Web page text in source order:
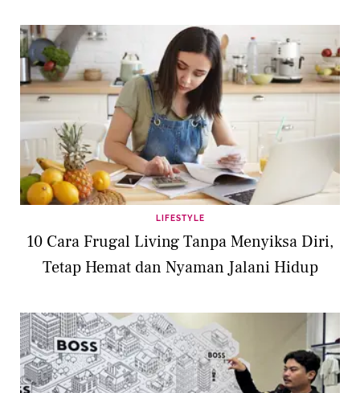
LIFESTYLE
10 Cara Frugal Living Tanpa Menyiksa Diri,
Tetap Hemat dan Nyaman Jalani Hidup